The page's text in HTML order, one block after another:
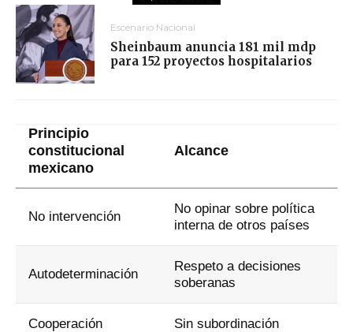
Escenario Nacional
Sheinbaum anuncia 181 mil mdp
para 152 proyectos hospitalarios
Principio
constitucional
mexicano
Alcance
No intervención
No opinar sobre política
interna de otros países
Autodeterminación
Respeto a decisiones
soberanas
Cooperación
Sin subordinación